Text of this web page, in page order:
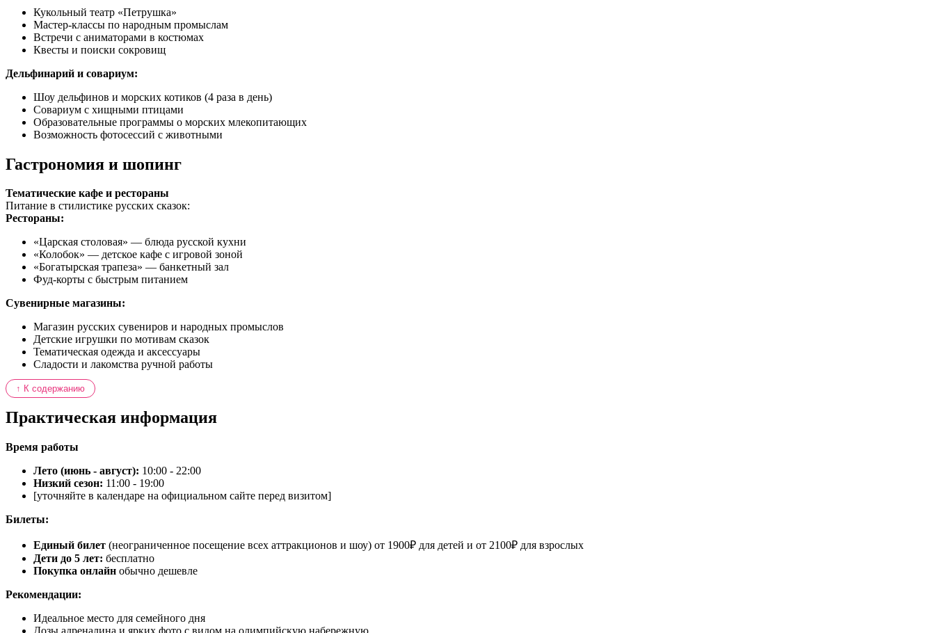
Кукольный театр «Петрушка»
Мастер-классы по народным промыслам
Встречи с аниматорами в костюмах
Квесты и поиски сокровищ
Дельфинарий и совариум:
Шоу дельфинов и морских котиков (4 раза в день)
Совариум с хищными птицами
Образовательные программы о морских млекопитающих
Возможность фотосессий с животными
Гастрономия и шопинг
Тематические кафе и рестораны
Питание в стилистике русских сказок:
Рестораны:
«Царская столовая» — блюда русской кухни
«Колобок» — детское кафе с игровой зоной
«Богатырская трапеза» — банкетный зал
Фуд-корты с быстрым питанием
Сувенирные магазины:
Магазин русских сувениров и народных промыслов
Детские игрушки по мотивам сказок
Тематическая одежда и аксессуары
Сладости и лакомства ручной работы
↑ К содержанию
Практическая информация
Время работы
Лето (июнь - август): 10:00 - 22:00
Низкий сезон: 11:00 - 19:00
[уточняйте в календаре на официальном сайте перед визитом]
Билеты:
Единый билет (неограниченное посещение всех аттракционов и шоу) от 1900₽ для детей и от 2100₽ для взрослых
Дети до 5 лет: бесплатно
Покупка онлайн обычно дешевле
Рекомендации:
Идеальное место для семейного дня